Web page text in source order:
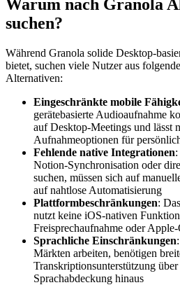
Warum nach Granola
suchen?
Während Granola solide Desktop-
bietet, suchen viele Nutzer aus
Alternativen:
Eingeschränkte mobile
gerätebasierte Audioaufnahme
auf Desktop-Meetings und lässt
Aufnahmeoptionen für
Fehlende native Integrationen
Notion-Synchronisation oder
suchen, müssen sich auf
auf nahtlose Automatisierung
Plattformbeschränkungen:
nutzt keine iOS-nativen
Freisprechaufnahme oder
Sprachliche Einschränkungen
Märkten arbeiten, benötigen
Transkriptionsunterstützung
Sprachabdeckung hinaus